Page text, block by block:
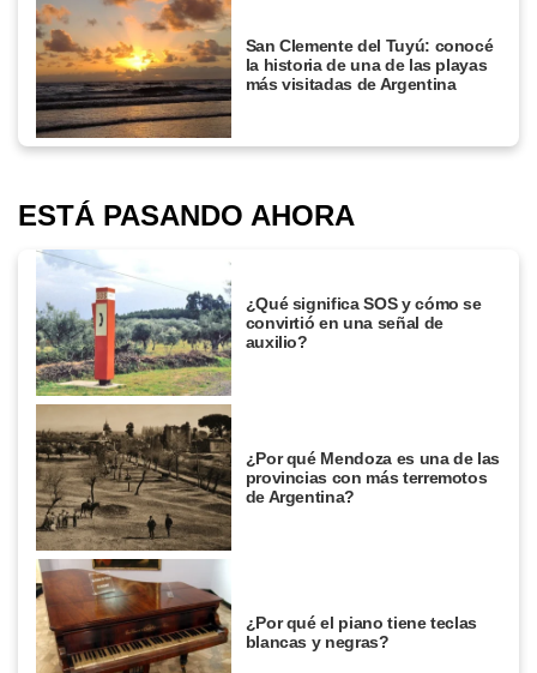
San Clemente del Tuyú: conocé
la historia de una de las playas
más visitadas de Argentina
ESTÁ PASANDO AHORA
¿Qué significa SOS y cómo se
convirtió en una señal de
auxilio?
¿Por qué Mendoza es una de las
provincias con más terremotos
de Argentina?
¿Por qué el piano tiene teclas
blancas y negras?